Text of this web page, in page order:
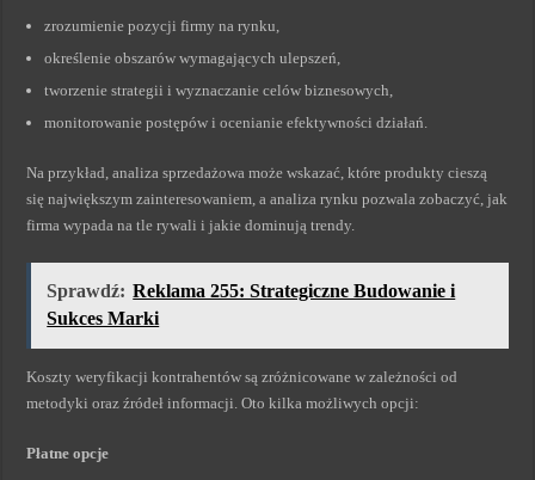
zrozumienie pozycji firmy na rynku,
określenie obszarów wymagających ulepszeń,
tworzenie strategii i wyznaczanie celów biznesowych,
monitorowanie postępów i ocenianie efektywności działań.
Na przykład, analiza sprzedażowa może wskazać, które produkty cieszą
się największym zainteresowaniem, a analiza rynku pozwala zobaczyć, jak
firma wypada na tle rywali i jakie dominują trendy.
Sprawdź: Reklama 255: Strategiczne Budowanie i
Sukces Marki
Koszty weryfikacji kontrahentów są zróżnicowane w zależności od
metodyki oraz źródeł informacji. Oto kilka możliwych opcji:
Płatne opcje